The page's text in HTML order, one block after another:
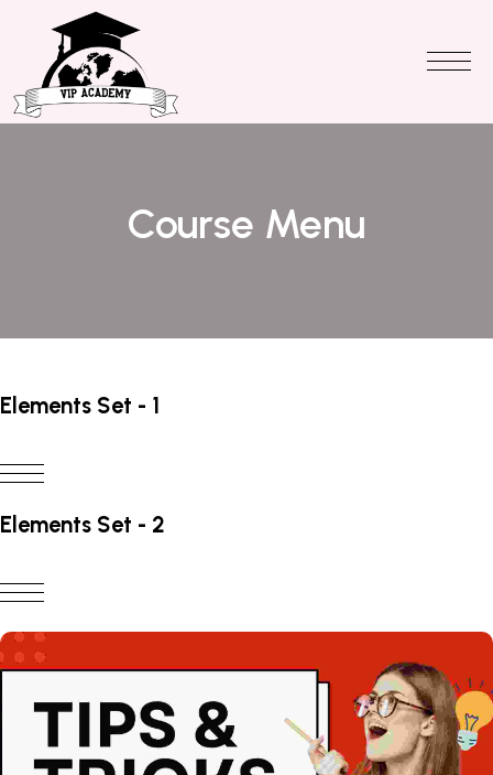
Course Menu
Elements Set - 1
Elements Set - 2